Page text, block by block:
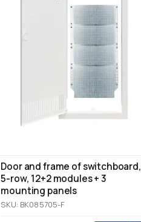
Door and frame of switchboard,
5-row, 12+2 modules + 3
mounting panels
SKU: BK085705-F